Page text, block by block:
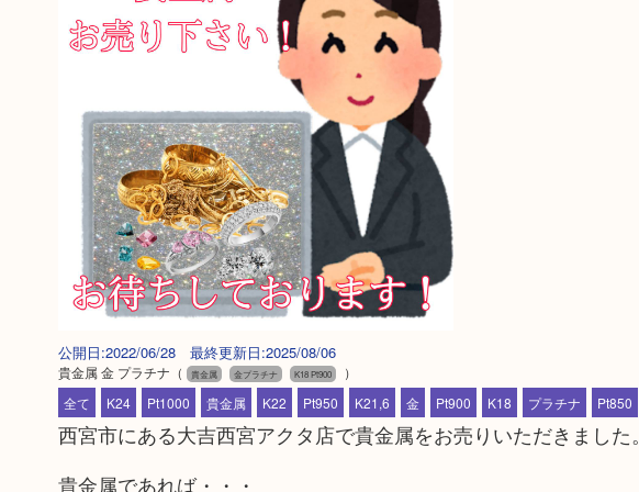
公開日:2022/06/28 最終更新日:2025/08/06
貴金属 金 プラチナ （ 貴金属 金プラチナ K18 Pt900
）
全て
K24 Pt1000 貴金属 K22 Pt950 K21,6 金 Pt900 K18 プラチナ Pt850
西宮市にある大吉西宮アクタ店で貴金属をお売りいただきました。
貴金属であれば・・・